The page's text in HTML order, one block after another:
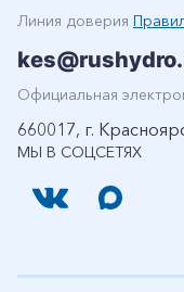
МЫ В СОЦСЕТЯХ
Линия доверия
Официальная
660017, г.